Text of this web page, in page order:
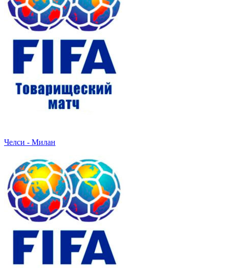
Челси - Милан